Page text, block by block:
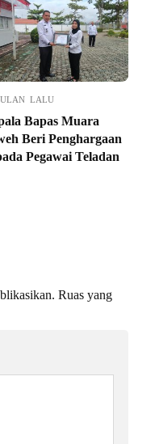
LALU
Bapas Muara
Beri Penghargaan
Pegawai Teladan
Ruas yang